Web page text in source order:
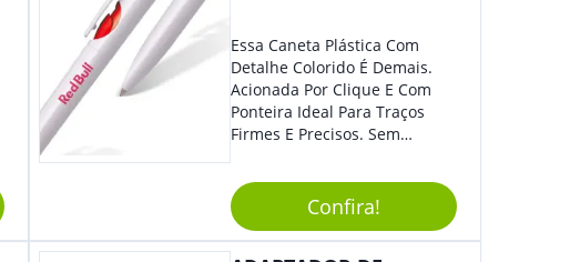
Essa Caneta Plástica Com
Detalhe Colorido É Demais.
Acionada Por Clique E Com
Ponteira Ideal Para Traços
Firmes E Precisos. Sem
Brinde Para Representar Sua
Marca. Dimensões: 1.6 Cm X
13.7 Cm X 1.6 Cm
Confira!